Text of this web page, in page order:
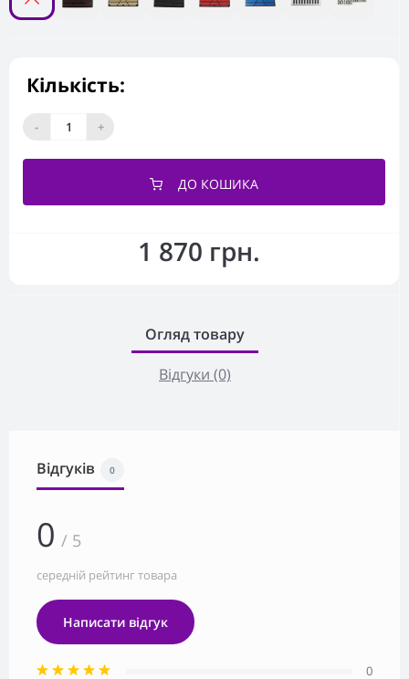
1 870 грн.
Кількість:
- +
ДО КОШИКА
Огляд товару
Відгуки (0)
Відгуків 0
0 / 5
середній рейтинг товара
Написати відгук
0